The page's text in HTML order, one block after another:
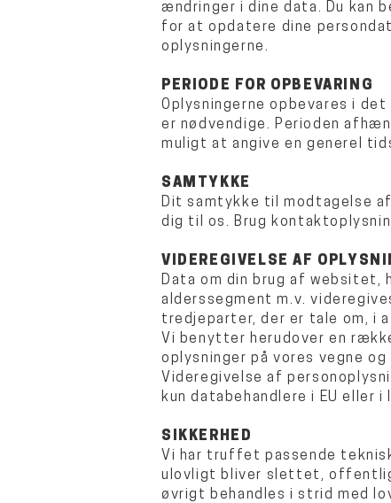
ændringer i dine data. Du kan
for at opdatere dine
oplysningerne.
PERIODE FOR OPBEVARING
Oplysningerne opbevares i
er nødvendige. Perioden
muligt at angive en generel
SAMTYKKE
Dit samtykke til modtagelse
dig til os. Brug
VIDEREGIVELSE AF
Data om din brug af websitet,
alderssegment m.v.
tredjeparter, der er tale om, i
Vi benytter herudover en
oplysninger på vores vegne
Videregivelse af
kun databehandlere i EU
SIKKERHED
Vi har truffet passende
ulovligt bliver slettet,
øvrigt behandles i strid med